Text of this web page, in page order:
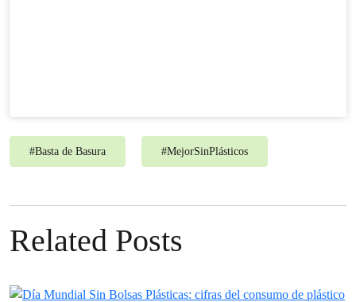
#Basta de Basura #MejorSinPlásticos
Related Posts